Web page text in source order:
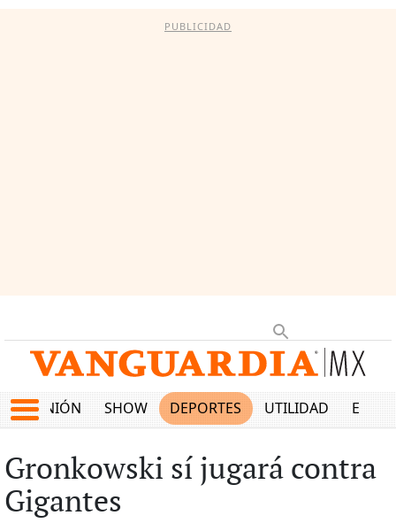
PUBLICIDAD
OPINIÓN SHOW DEPORTES UTILIDAD
Gronkowski sí jugará contra
Gigantes